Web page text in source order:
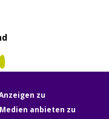
zu
anbieten zu